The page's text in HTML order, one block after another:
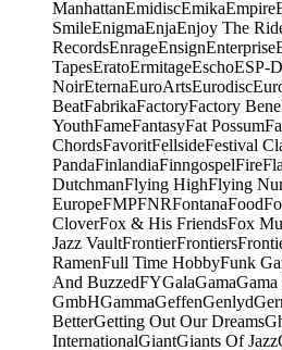
ManhattanEmidiscEmikaEmpire
SmileEnigmaEnjaEnjoy The
RecordsEnrageEnsignEnterprise
TapesEratoErmitageEschoESP-
NoirEternaEuroArtsEurodisc
BeatFabrikaFactoryFactory
YouthFameFantasyFat Possum
ChordsFavoritFellsideFestival
PandaFinlandiaFinngospelFire
DutchmanFlying HighFlying
EuropeFMPFNRFontanaFood
CloverFox & His FriendsFox
Jazz VaultFrontierFrontiers
RamenFull Time HobbyFunk
And BuzzedFYGalaGama
GmbHGammaGeffenGenlyd
BetterGetting Out Our Dreams
InternationalGiantGiants Of Jazz